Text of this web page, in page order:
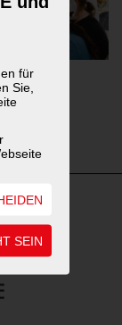
für
Sie,
SEIN